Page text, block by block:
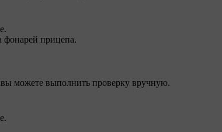
.
фонарей прицепа.
можете выполнить проверку вручную.
.